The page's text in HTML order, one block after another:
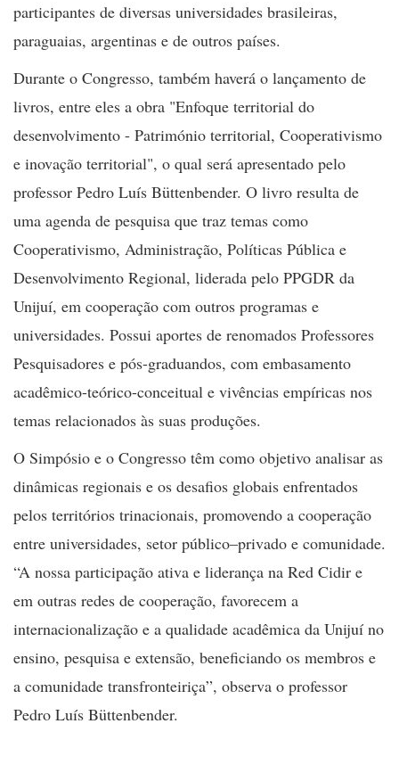
participantes de diversas universidades brasileiras,
paraguaias, argentinas e de outros países.
Durante o Congresso, também haverá o lançamento de
livros, entre eles a obra "Enfoque territorial do
desenvolvimento - Património territorial, Cooperativismo
e inovação territorial", o qual será apresentado pelo
professor Pedro Luís Büttenbender. O livro resulta de
uma agenda de pesquisa que traz temas como
Cooperativismo, Administração, Políticas Pública e
Desenvolvimento Regional, liderada pelo PPGDR da
Unijuí, em cooperação com outros programas e
universidades. Possui aportes de renomados Professores
Pesquisadores e pós-graduandos, com embasamento
acadêmico-teórico-conceitual e vivências empíricas nos
temas relacionados às suas produções.
O Simpósio e o Congresso têm como objetivo analisar as
dinâmicas regionais e os desafios globais enfrentados
pelos territórios trinacionais, promovendo a cooperação
entre universidades, setor público–privado e comunidade.
“A nossa participação ativa e liderança na Red Cidir e
em outras redes de cooperação, favorecem a
internacionalização e a qualidade acadêmica da Unijuí no
ensino, pesquisa e extensão, beneficiando os membros e
a comunidade transfronteiriça”, observa o professor
Pedro Luís Büttenbender.